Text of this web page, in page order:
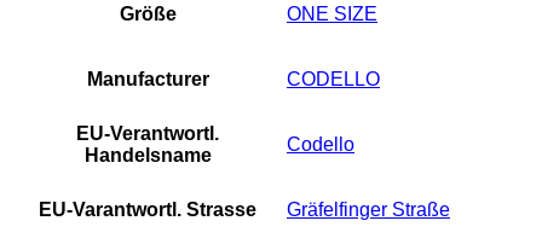
Größe ONE SIZE
Manufacturer CODELLO
EU-Verantwortl.
Handelsname
Codello
EU-Varantwortl. Strasse Gräfelfinger Straße